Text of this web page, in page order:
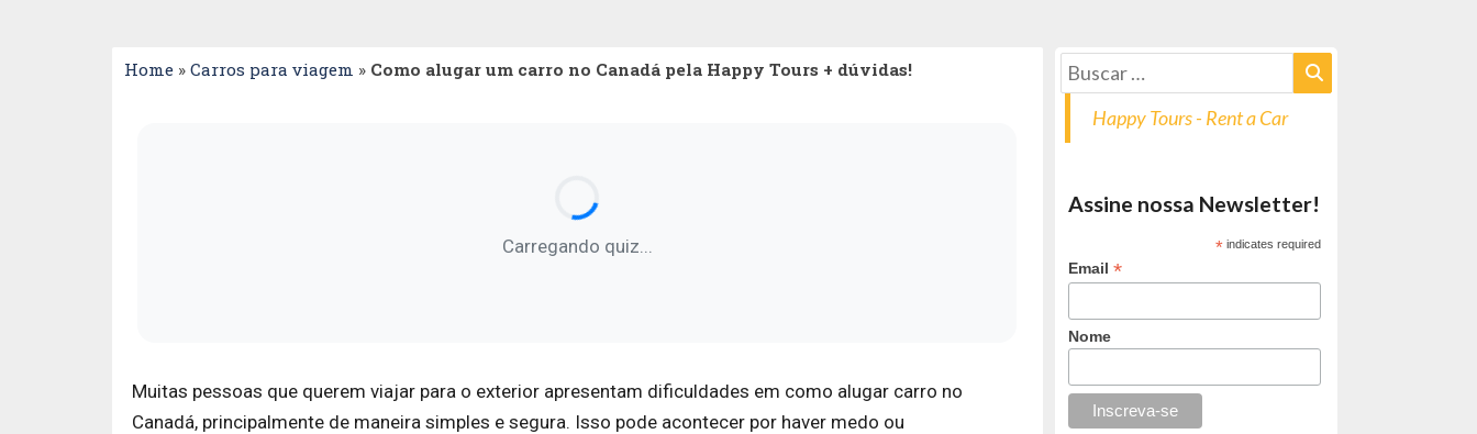
Home » Carros para viagem » Como alugar um carro no Canadá pela Happy Tours + dúvidas!
Carregando quiz...
Muitas pessoas que querem viajar para o exterior apresentam dificuldades em como alugar carro no
Canadá, principalmente de maneira simples e segura. Isso pode acontecer por haver medo ou
Happy Tours - Rent a Car
Assine nossa Newsletter!
* indicates required
Email*
Nome